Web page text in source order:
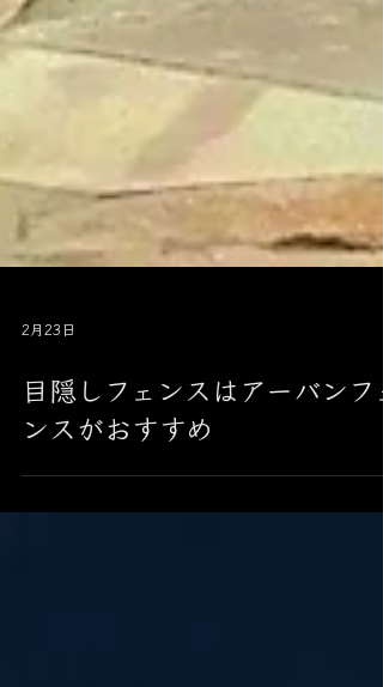
目隠しフェンスはアーバンフェ
ンスがおすすめ